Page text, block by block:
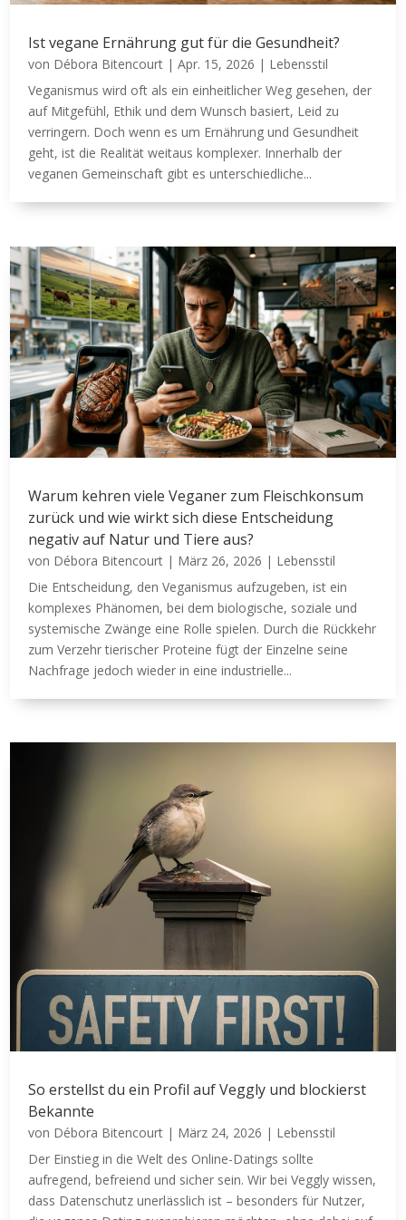
Ist vegane Ernährung gut für die Gesundheit?
von Débora Bitencourt |Apr. 15, 2026 | Lebensstil
Veganismus wird oft als ein einheitlicher Weg gesehen, der
auf Mitgefühl, Ethik und dem Wunsch basiert, Leid zu
verringern. Doch wenn es um Ernährung und Gesundheit
geht, ist die Realität weitaus komplexer. Innerhalb der
veganen Gemeinschaft gibt es unterschiedliche...
Warum kehren viele Veganer zum Fleischkonsum
zurück und wie wirkt sich diese Entscheidung
negativ auf Natur und Tiere aus?
von Débora Bitencourt | März 26, 2026 | Lebensstil
Die Entscheidung, den Veganismus aufzugeben, ist ein
komplexes Phänomen, bei dem biologische, soziale und
systemische Zwänge eine Rolle spielen. Durch die Rückkehr
zum Verzehr tierischer Proteine fügt der Einzelne seine
Nachfrage jedoch wieder in eine industrielle...
So erstellst du ein Profil auf Veggly und blockierst
Bekannte
von Débora Bitencourt | März 24, 2026 | Lebensstil
Der Einstieg in die Welt des Online-Datings sollte
aufregend, befreiend und sicher sein. Wir bei Veggly wissen,
dass Datenschutz unerlässlich ist – besonders für Nutzer,